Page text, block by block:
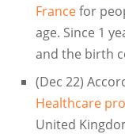
Francefor
age. Since 1
and the birth
(Dec 22)
Healthcare
United